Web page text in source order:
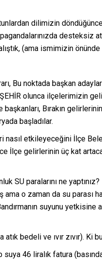
dilimizin döndüğünce
desteksiz
(ama ismimizin
Bu noktada başkan
olunca ilçelerimizin
Bırakın
başladılar.
nasıl etkileyeceğini İlçe
İlçe gelirlerinin üç kat
SU paralarını ne
o zaman da su parası
suyunu
atık bedeli ve ıvır zıvır).
46 liralık fatura